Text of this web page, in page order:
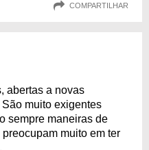
COMPARTILHAR
abertas a novas
muito exigentes
sempre maneiras de
muito em ter